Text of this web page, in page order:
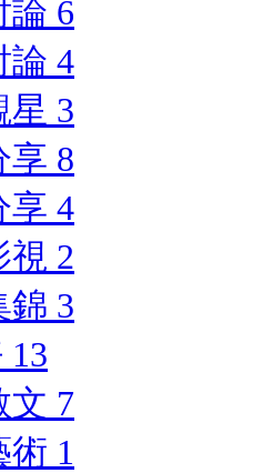
論 6
論 4
星 3
享 8
享 4
視 2
錦 3
13
文 7
術 1